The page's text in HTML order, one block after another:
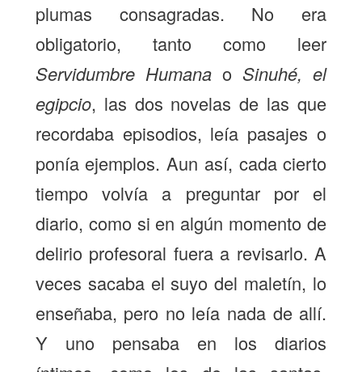
plumas consagradas. No era
obligatorio, tanto como leer
Servidumbre Humanao Sinuhé, el
egipcio, las dos novelas de las que
recordaba episodios, leía pasajes o
ponía ejemplos. Aun así, cada cierto
tiempo volvía a preguntar por el
diario, como si en algún momento de
delirio profesoral fuera a revisarlo. A
veces sacaba el suyo del maletín, lo
enseñaba, pero no leía nada de allí.
Y uno pensaba en los diarios